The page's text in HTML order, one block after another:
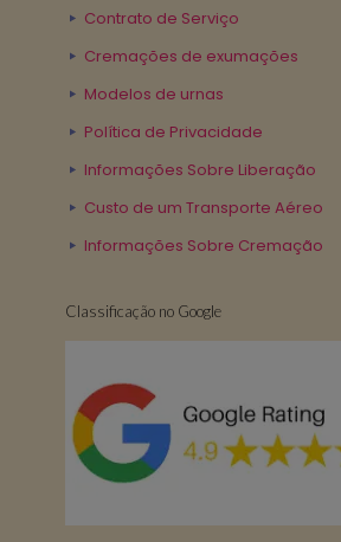
Contrato de Serviço
Cremações de exumações
Modelos de urnas
Política de Privacidade
Informações Sobre Liberação
Custo de um Transporte Aéreo
Informações Sobre Cremação
Classificação no Google